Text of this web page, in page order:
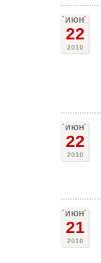
ИЮН
22
2010
ИЮН
22
2010
ИЮН
21
2010